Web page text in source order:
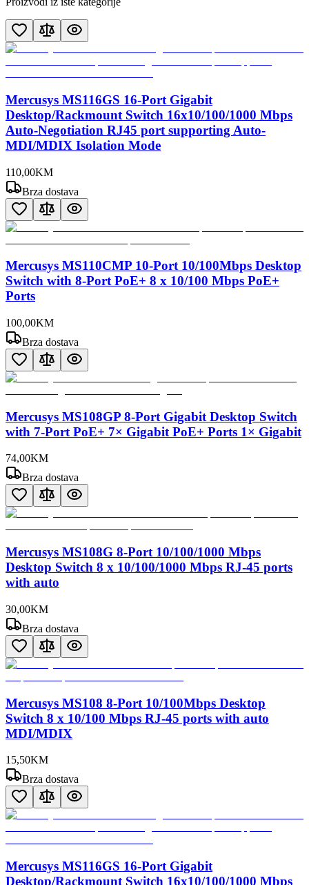
Mercusys MS116GS 16-Port Gigabit
Desktop/Rackmount Switch 16x10/100/1000 Mbps
Auto-Negotiation RJ45 port supporting Auto-
MDI/MDIX Isolation Mode
110,00KM
Brza dostava
Mercusys MS110CMP 10-Port 10/100Mbps Desktop
Switch with 8-Port PoE+ 8 x 10/100 Mbps PoE+
Ports
100,00KM
Brza dostava
Mercusys MS108GP 8-Port Gigabit Desktop Switch
with 7-Port PoE+ 7× Gigabit PoE+ Ports 1× Gigabit
74,00KM
Brza dostava
Mercusys MS108G 8-Port 10/100/1000 Mbps
Desktop Switch 8 x 10/100/1000 Mbps RJ-45 ports
with auto
30,00KM
Brza dostava
Mercusys MS108 8-Port 10/100Mbps Desktop
Switch 8 x 10/100 Mbps RJ-45 ports with auto
MDI/MDIX
15,50KM
Brza dostava
Mercusys MS116GS 16-Port Gigabit
Desktop/Rackmount Switch 16x10/100/1000 Mbps